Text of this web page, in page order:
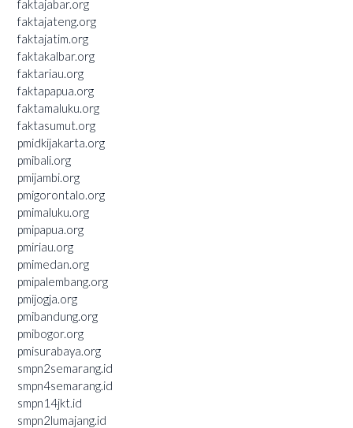
faktajabar.org
faktajateng.org
faktajatim.org
faktakalbar.org
faktariau.org
faktapapua.org
faktamaluku.org
faktasumut.org
pmidkijakarta.org
pmibali.org
pmijambi.org
pmigorontalo.org
pmimaluku.org
pmipapua.org
pmiriau.org
pmimedan.org
pmipalembang.org
pmijogja.org
pmibandung.org
pmibogor.org
pmisurabaya.org
smpn2semarang.id
smpn4semarang.id
smpn14jkt.id
smpn2lumajang.id